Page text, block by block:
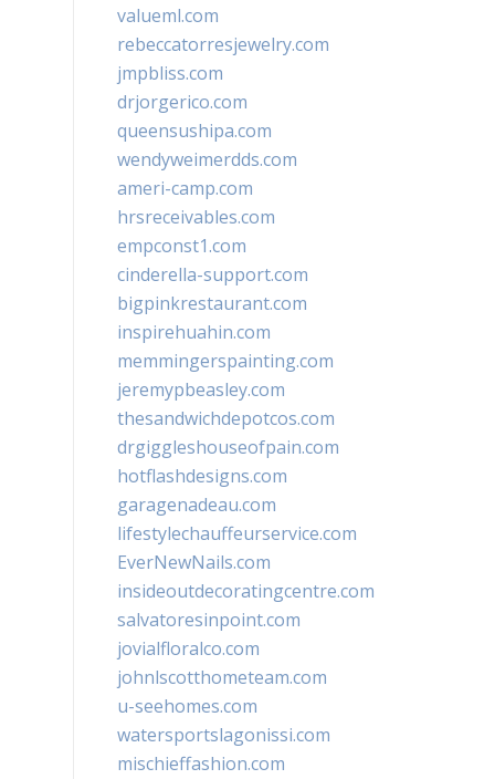
valueml.com
rebeccatorresjewelry.com
jmpbliss.com
drjorgerico.com
queensushipa.com
wendyweimerdds.com
ameri-camp.com
hrsreceivables.com
empconst1.com
cinderella-support.com
bigpinkrestaurant.com
inspirehuahin.com
memmingerspainting.com
jeremypbeasley.com
thesandwichdepotcos.com
drgiggleshouseofpain.com
hotflashdesigns.com
garagenadeau.com
lifestylechauffeurservice.com
EverNewNails.com
insideoutdecoratingcentre.com
salvatoresinpoint.com
jovialfloralco.com
johnlscotthometeam.com
u-seehomes.com
watersportslagonissi.com
mischieffashion.com